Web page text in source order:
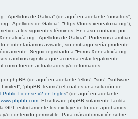
c
- Apellidos de Galicia” (de aquí en adelante “nosotros”,
- Apellidos de Galicia”, “https://foros.xenealoxia.org”),
a los siguientes términos. En caso contrario por
- Apellidos de Galicia”. Podemos cambiar
e intentaríamos avisarle, sin embargo sería prudente
Seguir registrado a “Foros Xenealoxía.org -
cambios significa que acuerda estar legalmente
como fueron actualizados y/o reformados.
phpBB (de aquí en adelante “ellos”, “sus”, “software
“phpBB Teams”) el cual es una solución de
Public License v2 en Ingles” (de aquí en adelante
www.phpbb.com . El software phpBB solamente facilita
GPL estrictamente los excluye de lo que aprobamos
o contenido permisible. Para más información sobre